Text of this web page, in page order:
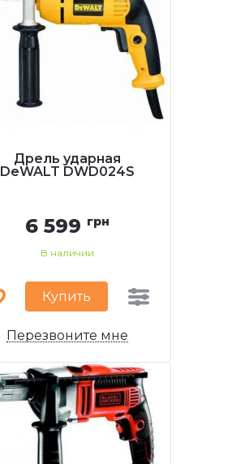
Дрель ударная
DeWALT DWD024S
6 599 грн
В наличии
Купить
Перезвоните мне